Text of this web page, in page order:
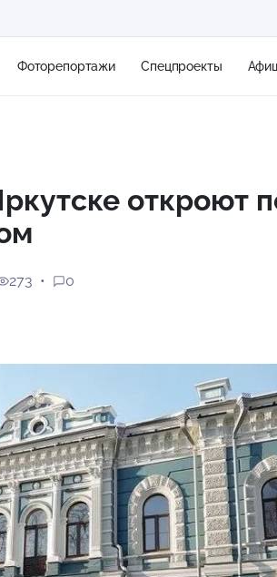
Фоторепортажи Спецпроекты
откроют
273 0